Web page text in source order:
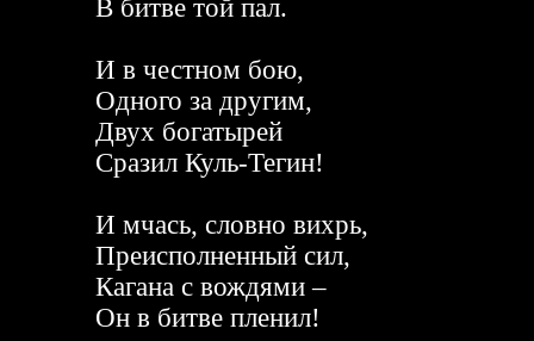
В битве той пал.
И в честном бою,
Одного за другим,
Двух богатырей
Сразил Куль-Тегин!
И мчась, словно вихрь,
Преисполненный сил,
Кагана с вождями –
Он в битве пленил!